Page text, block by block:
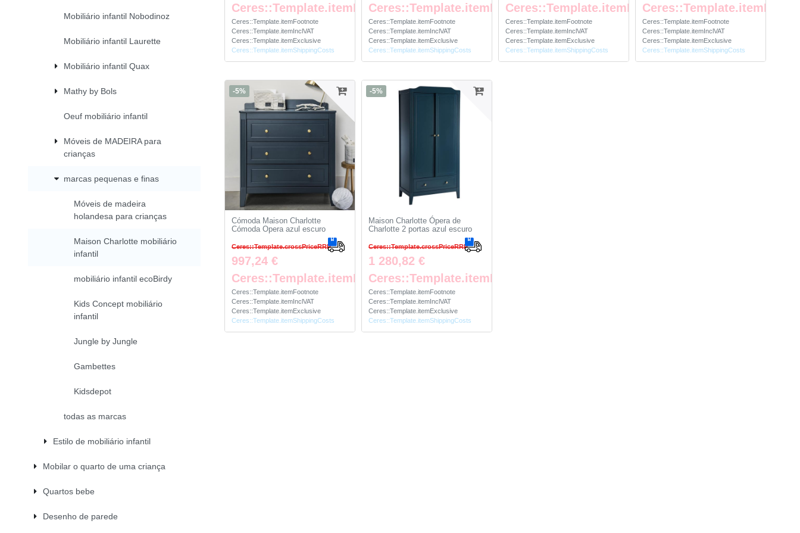
Mobiliário infantil Nobodinoz
Mobiliário infantil Laurette
Mobiliário infantil Quax
Mathy by Bols
Oeuf mobiliário infantil
Móveis de MADEIRA para
crianças
marcas pequenas e finas
Móveis de madeira
holandesa para crianças
Maison Charlotte mobiliário
infantil
mobiliário infantil ecoBirdy
Kids Concept mobiliário
infantil
Jungle by Jungle
Gambettes
Kidsdepot
todas as marcas
Estilo de mobiliário infantil
Mobilar o quarto de uma criança
Quartos bebe
Desenho de parede
Ceres::Template.itemFootnote
Ceres::Template.itemFootnote
Ceres::Template.itemInclVAT
Ceres::Template.itemExclusive
Ceres::Template.itemShippingCosts
Ceres::Template.itemFootnote
Ceres::Template.itemFootnote
Ceres::Template.itemInclVAT
Ceres::Template.itemExclusive
Ceres::Template.itemShippingCosts
Ceres::Template.itemFootnote
Ceres::Template.itemFootnote
Ceres::Template.itemInclVAT
Ceres::Template.itemExclusive
Ceres::Template.itemShippingCosts
Ceres::Template.itemFootnote
Ceres::Template.itemInclVAT
Ceres::Template.itemExclusive
Ceres::Template.itemShippingCosts
-5%
Cómoda Maison Charlotte
Cómoda Opera azul escuro
Ceres::Template.crossPriceRRP
997,24 €
Ceres::Template.itemFootnote
Ceres::Template.itemFootnote
Ceres::Template.itemInclVAT
Ceres::Template.itemExclusive
Ceres::Template.itemShippingCosts
-5%
Maison Charlotte Ópera de
Charlotte 2 portas azul escuro
Ceres::Template.crossPriceRRP
1 280,82 €
Ceres::Template.itemFootnote
Ceres::Template.itemFootnote
Ceres::Template.itemInclVAT
Ceres::Template.itemExclusive
Ceres::Template.itemShippingCosts